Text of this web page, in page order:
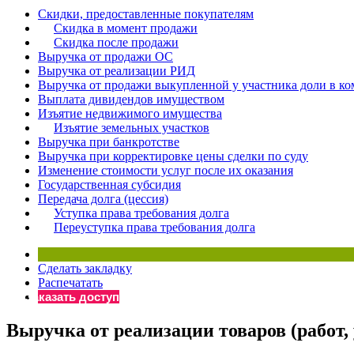
Материалы
Просто
Скидки, предоставленные покупателям
Скидка в момент продажи
Скидка после продажи
Выручка от продажи ОС
Выручка от реализации РИД
Выручка от продажи выкупленной у участника доли в
Выплата дивидендов имуществом
Изъятие недвижимого имущества
Изъятие земельных участков
Выручка при банкротстве
Выручка при корректировке цены сделки по суду
Изменение стоимости услуг после их оказания
Государственная субсидия
Передача долга (цессия)
Уступка права требования долга
Переуступка права требования долга
Сделать закладку
Распечатать
Заказать доступ
Выручка от реализации товаров (работ,